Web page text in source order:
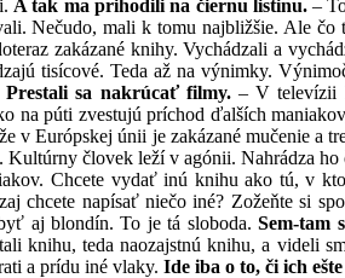
A tak ma prihodili na čiernu listinu.–
Nečudo, mali k tomu najbližšie. Ale
zakázané knihy. Vychádzali a
tisícové. Teda až na výnimky.
Prestali sa nakrúcať filmy.– V televízii
na púti zvestujú príchod ďalších
Európskej únii je zakázané mučenie a
človek leží v agónii. Nahrádza
Chcete vydať inú knihu ako tú, v
chcete napísať niečo iné? Zožeňte si
aj blondín. To je tá sloboda.Sem-tam
knihu, teda naozajstnú knihu, a videli
a prídu iné vlaky. Ide iba o to, či ich